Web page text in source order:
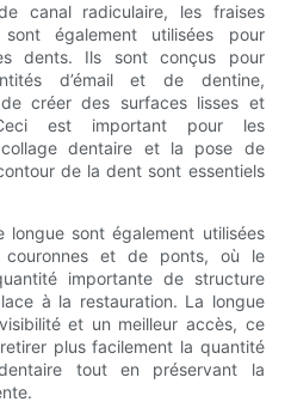
canal radiculaire, les fraises
également utilisées pour
dents. Ils sont conçus pour
d’émail et de dentine,
créer des surfaces lisses et
Ceci est important pour les
dentaire et la pose de
de la dent sont essentiels
sont également utilisées
et de ponts, où le
importante de structure
à la restauration. La longue
et un meilleur accès, ce
plus facilement la quantité
tout en préservant la